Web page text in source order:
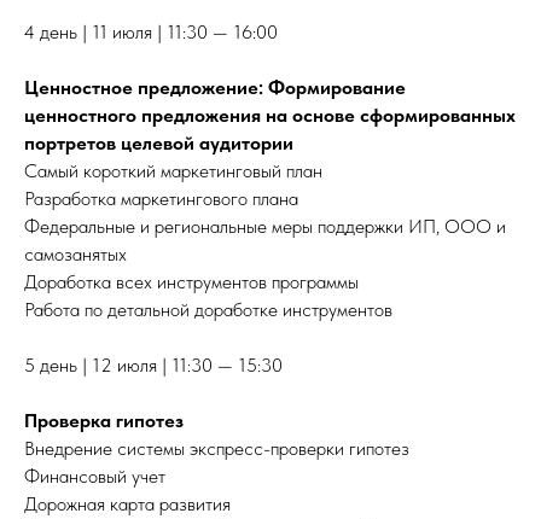
4 день | 11 июля | 11:30 — 16:00
Ценностное предложение: Формирование
ценностного предложения на основе сформированных
портретов целевой аудитории
Самый короткий маркетинговый план
Разработка маркетингового плана
Федеральные и региональные меры поддержки ИП, ООО и
самозанятых
Доработка всех инструментов программы
Работа по детальной доработке инструментов
5 день | 12 июля | 11:30 — 15:30
Проверка гипотез
Внедрение системы экспресс-проверки гипотез
Финансовый учет
Дорожная карта развития